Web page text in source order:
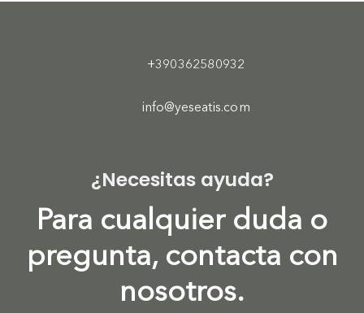
+390362580932
info@yeseatis.com
¿Necesitas ayuda?
Para cualquier duda o
pregunta, contacta con
nosotros.